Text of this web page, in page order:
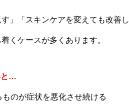
す」「スキンケアを変えても改善
くケースが多くあります。
と…
のが症状を悪化させ続ける